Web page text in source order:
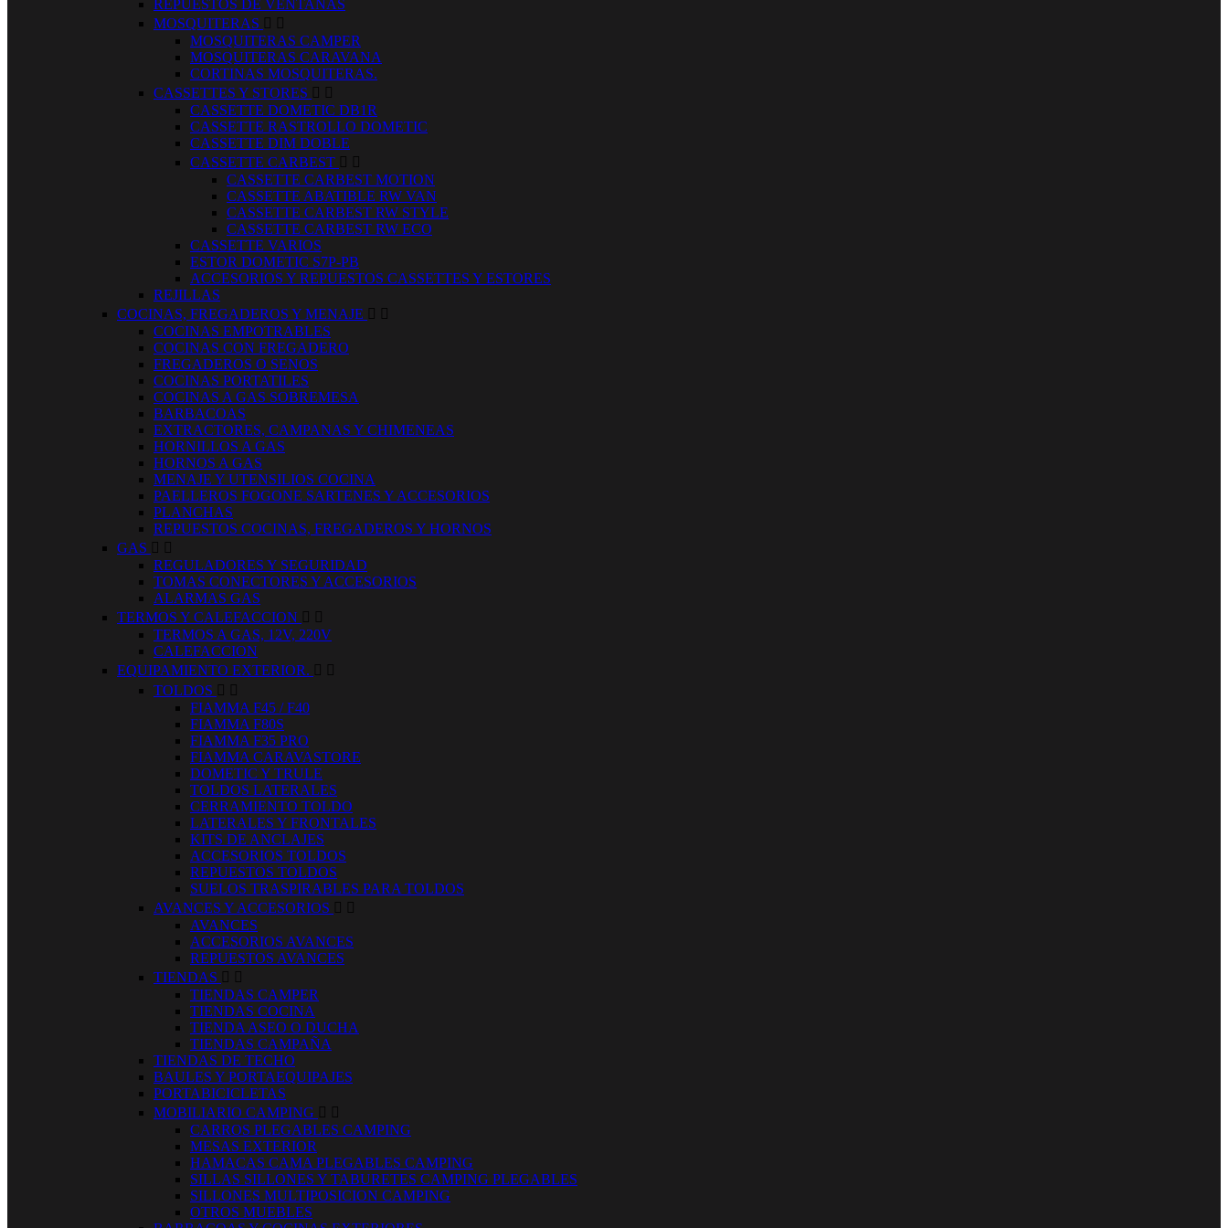
REPUESTOS DE VENTANAS
MOSQUITERAS  
MOSQUITERAS CAMPER
MOSQUITERAS CARAVANA
CORTINAS MOSQUITERAS.
CASSETTES Y STORES  
CASSETTE DOMETIC DB1R
CASSETTE RASTROLLO DOMETIC
CASSETTE DIM DOBLE
CASSETTE CARBEST  
CASSETTE CARBEST MOTION
CASSETTE ABATIBLE RW VAN
CASSETTE CARBEST RW STYLE
CASSETTE CARBEST RW ECO
CASSETTE VARIOS
ESTOR DOMETIC S7P-PB
ACCESORIOS Y REPUESTOS CASSETTES Y ESTORES
REJILLAS
COCINAS, FREGADEROS Y MENAJE  
COCINAS EMPOTRABLES
COCINAS CON FREGADERO
FREGADEROS O SENOS
COCINAS PORTATILES
COCINAS A GAS SOBREMESA
BARBACOAS
EXTRACTORES, CAMPANAS Y CHIMENEAS
HORNILLOS A GAS
HORNOS A GAS
MENAJE Y UTENSILIOS COCINA
PAELLEROS FOGONE SARTENES Y ACCESORIOS
PLANCHAS
REPUESTOS COCINAS, FREGADEROS Y HORNOS
GAS  
REGULADORES Y SEGURIDAD
TOMAS CONECTORES Y ACCESORIOS
ALARMAS GAS
TERMOS Y CALEFACCION  
TERMOS A GAS, 12V, 220V
CALEFACCION
EQUIPAMIENTO EXTERIOR.  
TOLDOS  
FIAMMA F45 / F40
FIAMMA F80S
FIAMMA F35 PRO
FIAMMA CARAVASTORE
DOMETIC Y TRULE
TOLDOS LATERALES
CERRAMIENTO TOLDO
LATERALES Y FRONTALES
KITS DE ANCLAJES
ACCESORIOS TOLDOS
REPUESTOS TOLDOS
SUELOS TRASPIRABLES PARA TOLDOS
AVANCES Y ACCESORIOS  
AVANCES
ACCESORIOS AVANCES
REPUESTOS AVANCES
TIENDAS  
TIENDAS CAMPER
TIENDAS COCINA
TIENDA ASEO O DUCHA
TIENDAS CAMPAÑA
TIENDAS DE TECHO
BAULES Y PORTAEQUIPAJES
PORTABICICLETAS
MOBILIARIO CAMPING  
CARROS PLEGABLES CAMPING
MESAS EXTERIOR
HAMACAS CAMA PLEGABLES CAMPING
SILLAS SILLONES Y TABURETES CAMPING PLEGABLES
SILLONES MULTIPOSICION CAMPING
OTROS MUEBLES